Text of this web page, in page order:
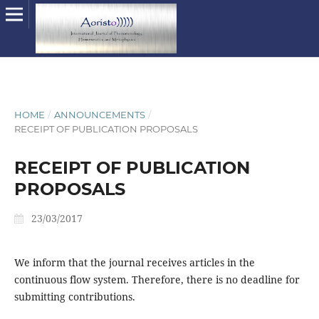
HOME / ANNOUNCEMENTS /
RECEIPT OF PUBLICATION PROPOSALS
RECEIPT OF PUBLICATION
PROPOSALS
23/03/2017
We inform that the journal receives articles in the
continuous flow system. Therefore, there is no deadline for
submitting contributions.